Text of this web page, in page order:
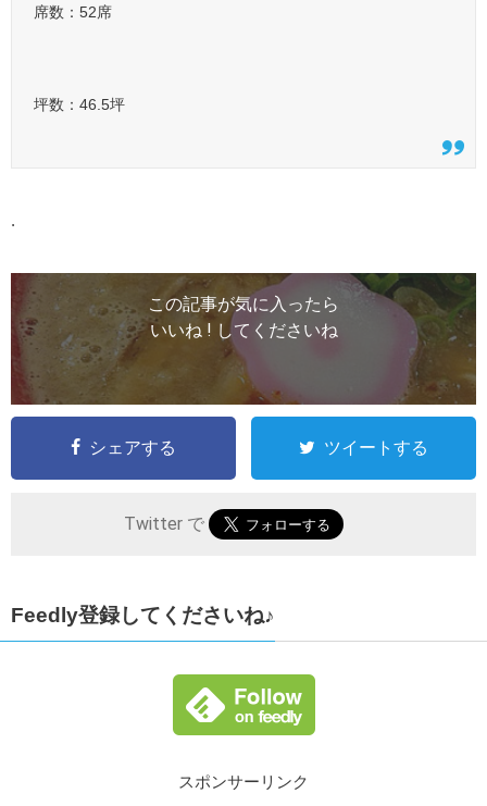
席数：52席
坪数：46.5坪
.
この記事が気に入ったら
いいね ! してくださいね
シェアする ツイートする
Twitter で
Feedly登録してくださいね♪
スポンサーリンク